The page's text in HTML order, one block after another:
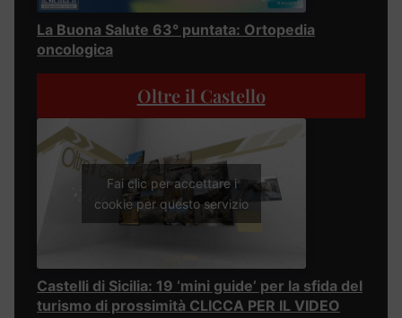
La Buona Salute 63° puntata: Ortopedia
oncologica
Oltre il Castello
Fai clic per accettare i
cookie per questo servizio
Castelli di Sicilia: 19 ‘mini guide’ per la sfida del
turismo di prossimità CLICCA PER IL VIDEO